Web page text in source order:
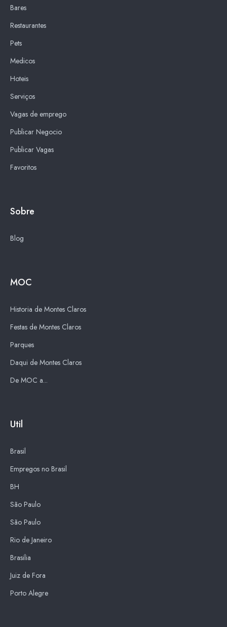
Bares
Restaurantes
Pets
Medicos
Hoteis
Serviços
Vagas de emprego
Publicar Negocio
Publicar Vagas
Favoritos
Sobre
Blog
MOC
Historia de Montes Claros
Festas de Montes Claros
Parques
Daqui de Montes Claros
De MOC a...
Util
Brasil
Empregos no Brasil
BH
São Paulo
São Paulo
Rio de Janeiro
Brasilia
Juiz de Fora
Porto Alegre